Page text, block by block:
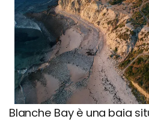
Blanche Bay è una baia